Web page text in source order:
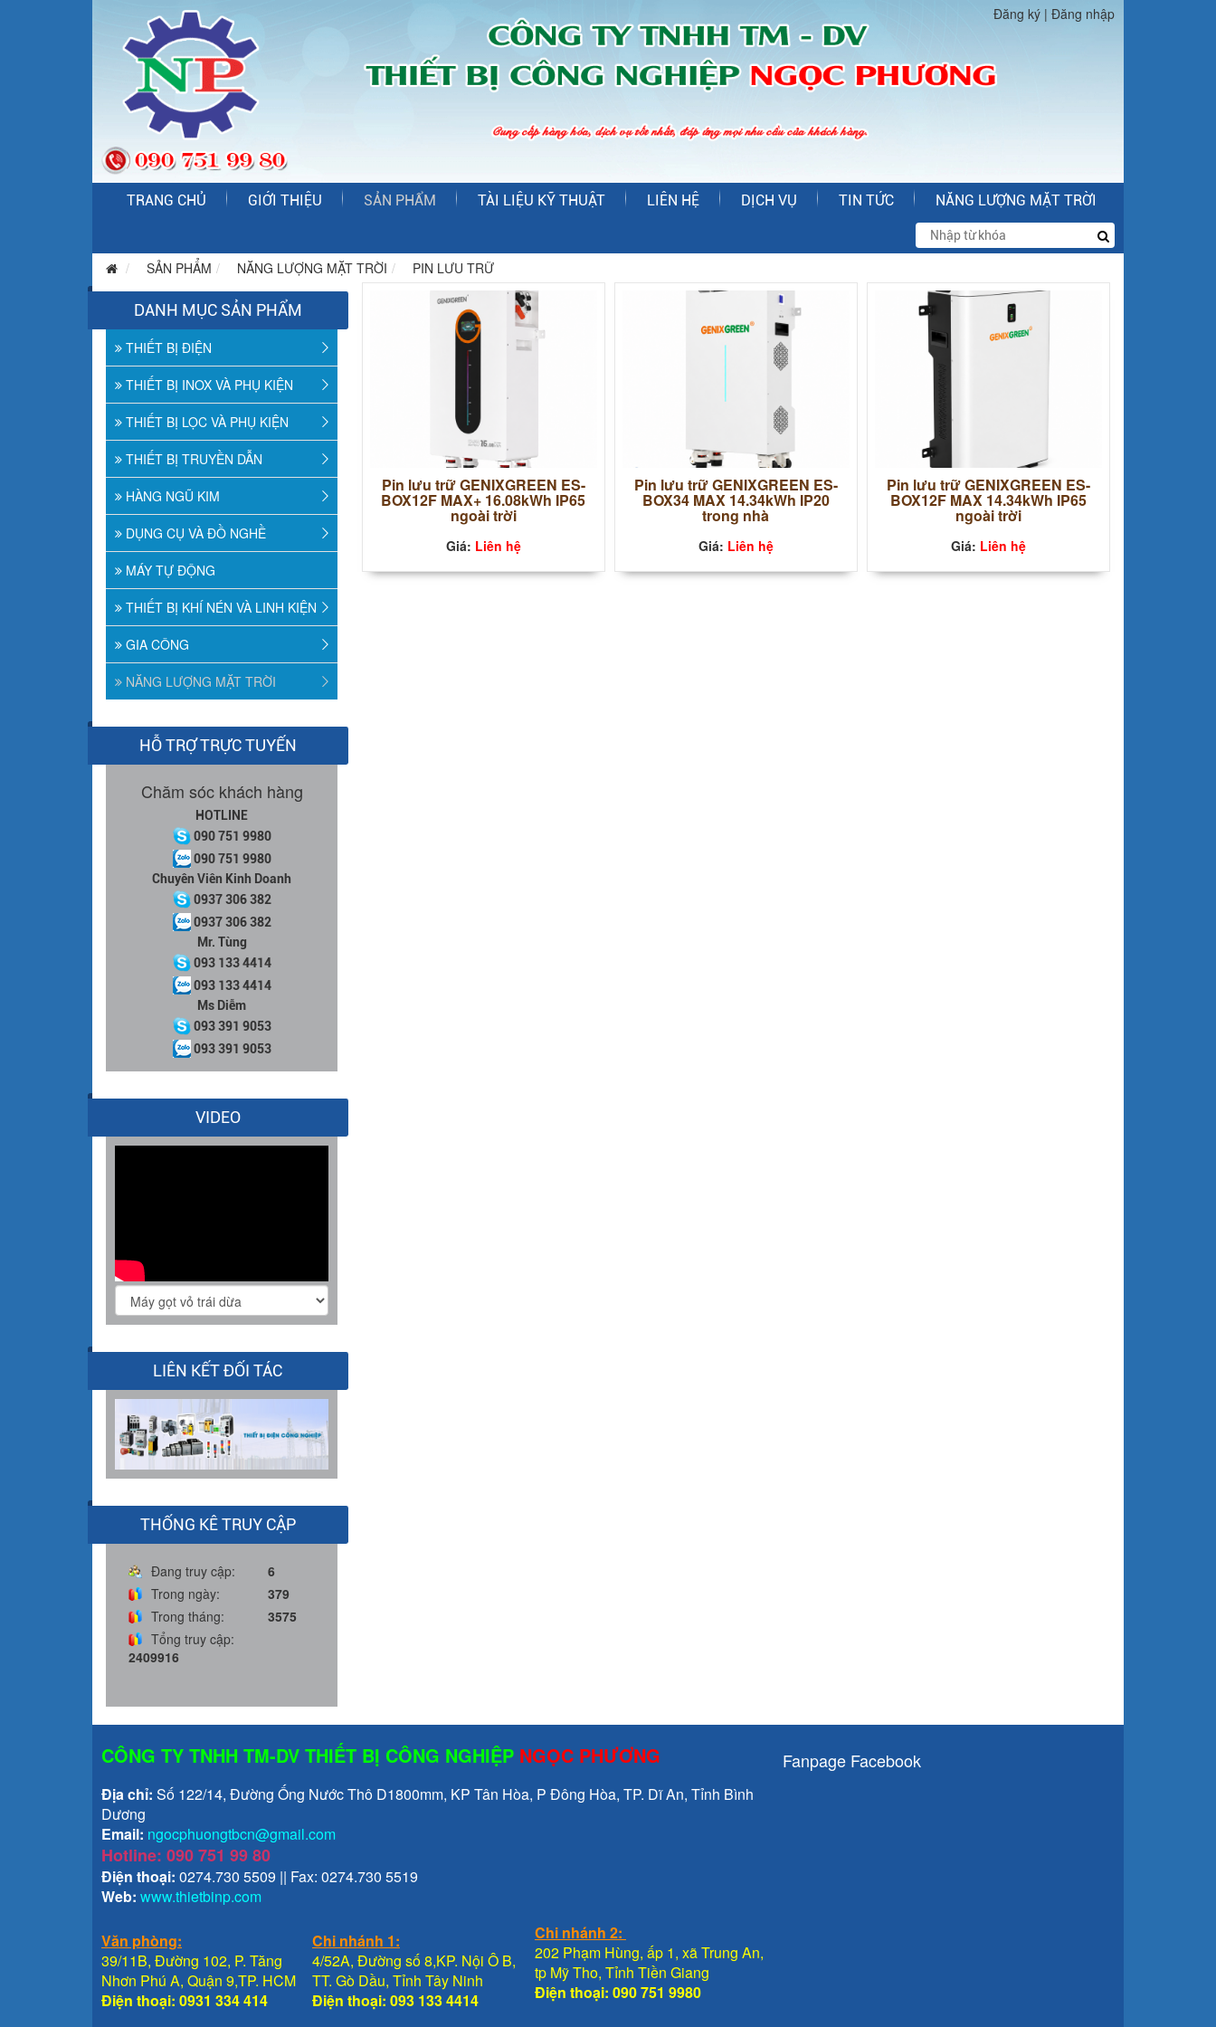
Đăng ký | Đăng nhập
TRANG CHỦ GIỚI THIỆU SẢN PHẨM TÀI LIỆU KỸ THUẬT LIÊN HỆ DỊCH VỤ TIN TỨC NĂNG LƯỢNG MẶT TRỜI
SẢN PHẨM NĂNG LƯỢNG MẶT TRỜI PIN LƯU TRỮ
DANH MỤC SẢN PHẨM
THIẾT BỊ ĐIỆN
THIẾT BỊ INOX VÀ PHỤ KIỆN
THIẾT BỊ LỌC VÀ PHỤ KIỆN
THIẾT BỊ TRUYỀN DẪN
HÀNG NGŨ KIM
DỤNG CỤ VÀ ĐỒ NGHỀ
MÁY TỰ ĐỘNG
THIẾT BỊ KHÍ NÉN VÀ LINH KIỆN
GIA CÔNG
NĂNG LƯỢNG MẶT TRỜI
HỖ TRỢ TRỰC TUYẾN
Chăm sóc khách hàng
HOTLINE
090 751 9980
090 751 9980
Chuyên Viên Kinh Doanh
0937 306 382
0937 306 382
Mr. Tùng
093 133 4414
093 133 4414
Ms Diễm
093 391 9053
093 391 9053
VIDEO
LIÊN KẾT ĐỐI TÁC
THỐNG KÊ TRUY CẬP
Đang truy cập:
6
Trong ngày:
379
Trong tháng:
3575
Tổng truy cập:
2409916
Pin lưu trữ GENIXGREEN ES-
BOX12F MAX+ 16.08kWh IP65
ngoài trời
Giá: Liên hệ
Pin lưu trữ GENIXGREEN ES-
BOX34 MAX 14.34kWh IP20
trong nhà
Giá: Liên hệ
Pin lưu trữ GENIXGREEN ES-
BOX12F MAX 14.34kWh IP65
ngoài trời
Giá: Liên hệ
CÔNG TY TNHH TM-DV THIẾT BỊ CÔNG NGHIỆP NGỌC PHƯƠNG
Địa chỉ: Số 122/14, Đường Ống Nước Thô D1800mm, KP Tân Hòa, P Đông Hòa, TP. Dĩ An, Tỉnh Bình
Dương
Email: ngocphuongtbcn@gmail.com
Hotline: 090 751 99 80
Điện thoại: 0274.730 5509 || Fax: 0274.730 5519
Web: www.thietbinp.com
Văn phòng:
39/11B, Đường 102, P. Tăng
Nhơn Phú A, Quận 9,TP. HCM
Điện thoại: 0931 334 414
Chi nhánh 1:
4/52A, Đường số 8,KP. Nội Ô B,
TT. Gò Dầu, Tỉnh Tây Ninh
Điện thoại: 093 133 4414
Chi nhánh 2:
202 Phạm Hùng, ấp 1, xã Trung An,
tp Mỹ Tho, Tỉnh Tiền Giang
Điện thoại: 090 751 9980
Fanpage Facebook